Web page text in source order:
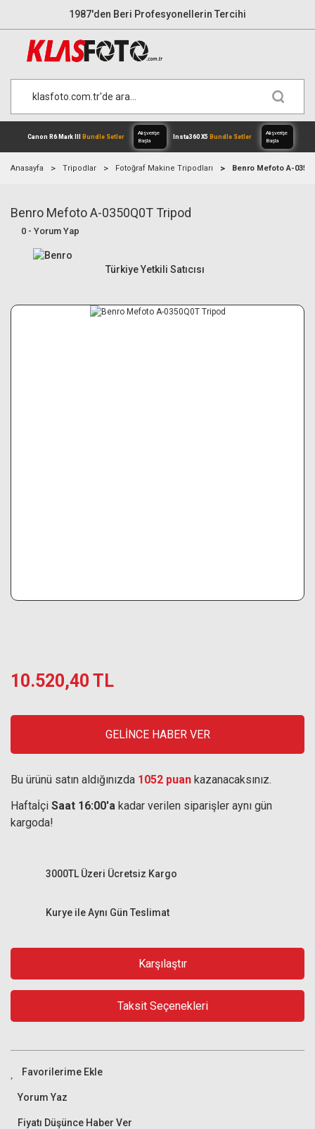
1987'den Beri Profesyonellerin Tercihi
Canon R6 Mark III
Anasayfa Tripodlar Fotoğraf Makine Tripodları Benro Mefoto A-
Benro Mefoto A-0350Q0T Tripod
0 - Yorum Yap
Türkiye Yetkili Satıcısı
10.520,40 TL
GELİNCE HABER VER
Bu ürünü satın aldığınızda 1052 puan kazanacaksınız.
Haftaİçi Saat 16:00'a kadar verilen siparişler aynı gün
kargoda!
Kurye ile Aynı Gün Teslimat
3000TL Üzeri Ücretsiz Kargo
Karşılaştır
Taksit Seçenekleri
Yorum Yaz
Fiyatı Düşünce Haber Ver